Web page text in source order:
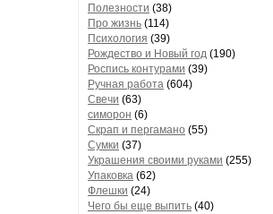
Полезности (38)
Про жизнь (114)
Психология (39)
Рождество и Новый год (190)
Роспись контурами (39)
Ручная работа (604)
Свечи (63)
симорон (6)
Скрап и пергамано (55)
Сумки (37)
Украшения своими руками (255)
Упаковка (62)
Флешки (24)
Чего бы еще выпить (40)